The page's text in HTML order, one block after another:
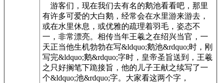
游客们，现在我们去有名的鹅池看看吧，那里
有许多可爱的大白鹅，经常会在水里游来游去，
或在水里休息，或优雅的疏理着羽毛，姿态不
一，非常漂亮。相传当年王羲之在绍兴当官，一
天正当他生机勃勃在写&ldquo;鹅池&rdquo;时，刚
写完&ldquo;鹅&rdquo;字时，皇帝圣旨送到，王羲
之只好搁笔下跪接旨，他的儿子王献之续写了一
个&ldquo;池&rdquo;字。大家看这两个字，